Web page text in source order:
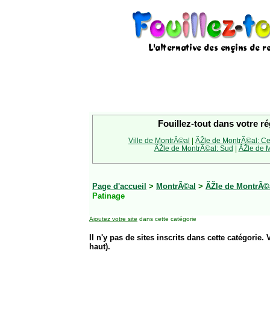
Fouillez-tout dans votre
Ville de MontrÃ©al | ÃŽle de MontrÃ©al:
ÃŽle de MontrÃ©al: Sud | ÃŽle de
Page d'accueil > MontrÃ©al > ÃŽle de
Patinage
Ajoutez votre site dans cette catégorie
Il n'y pas de sites inscrits dans cette
haut).